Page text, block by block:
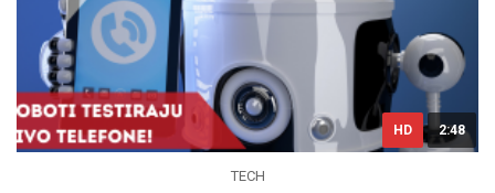
HD 2:48
TECH